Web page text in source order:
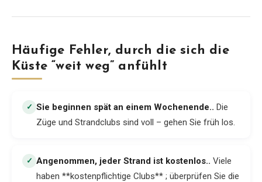
Häufige Fehler, durch die sich die
Küste “weit weg” anfühlt
✓ Sie beginnen spät an einem Wochenende.. Die
Züge und Strandclubs sind voll – gehen Sie früh los.
✓ Angenommen, jeder Strand ist kostenlos.. Viele
haben **kostenpflichtige Clubs** ; überprüfen Sie die